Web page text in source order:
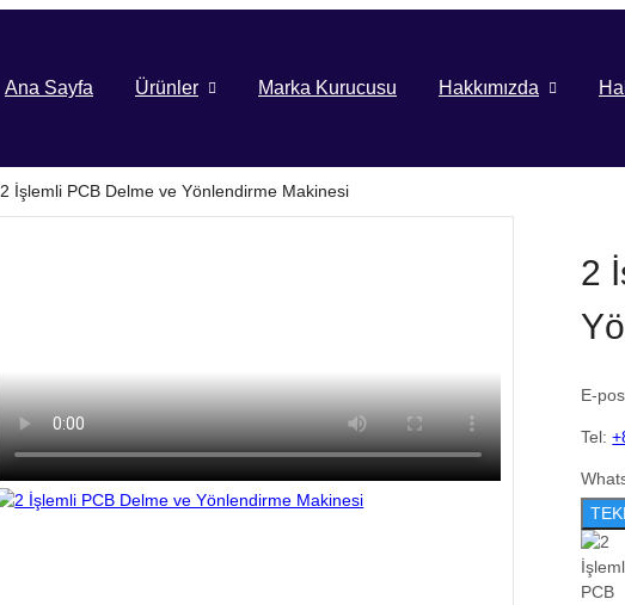
Ana Sayfa Ürünler Marka Kurucusu Hakkımızda
2 İşlemli PCB Delme ve Yönlendirme Makinesi
2
E-
Tel: